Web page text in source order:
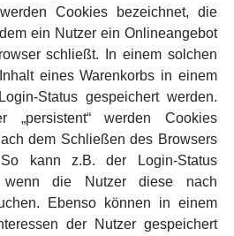
Cookies bezeichnet, die
ein Nutzer ein Onlineangebot
schließt. In einem solchen
eines Warenkorbs in einem
Status gespeichert werden.
„persistent“ werden Cookies
dem Schließen des Browsers
kann z.B. der Login-Status
wenn die Nutzer diese nach
Ebenso können in einem
der Nutzer gespeichert